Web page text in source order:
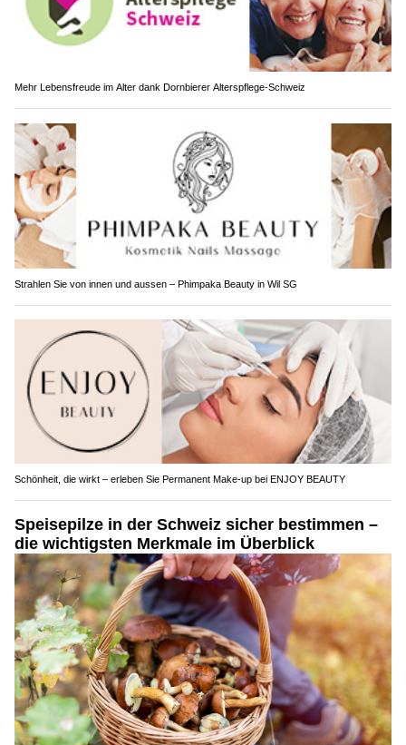
Mehr Lebensfreude im Alter dank Dornbierer Alterspflege-Schweiz
Strahlen Sie von innen und aussen – Phimpaka Beauty in Wil SG
Schönheit, die wirkt – erleben Sie Permanent Make-up bei ENJOY BEAUTY
Speisepilze in der Schweiz sicher bestimmen –
die wichtigsten Merkmale im Überblick